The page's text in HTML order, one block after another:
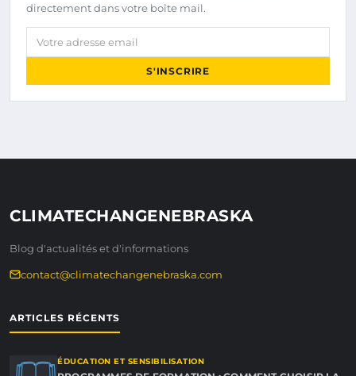
directement dans votre boîte mail.
Votre adresse email
S'INSCRIRE
CLIMATECHANGENEBRASKA
Blog d'actualités et d'informations
contact@climatechangenebraska.com
ARTICLES RÉCENTS
ÉDUCATION ET SENSIBILISATION